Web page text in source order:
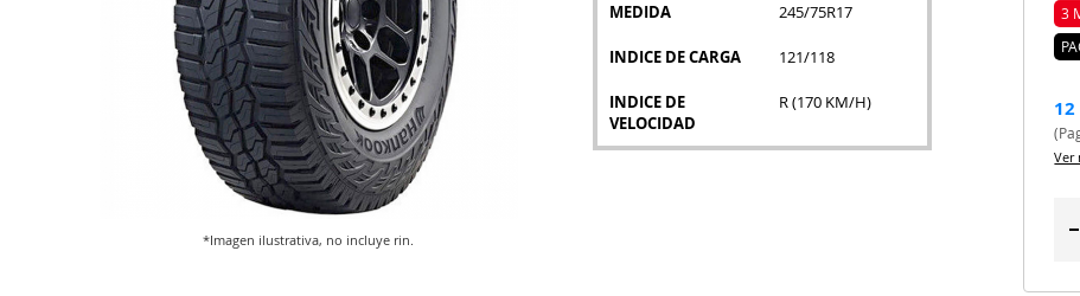
MEDIDA 245/75R17
INDICE DE CARGA 121/118
INDICE DE
VELOCIDAD
R (170 KM/H)
3
12
Ver
*Imagen ilustrativa, no incluye rin.